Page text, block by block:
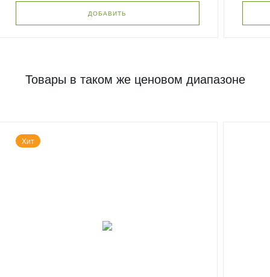
ДОБАВИТЬ
Товары в таком же ценовом диапазоне
Хит